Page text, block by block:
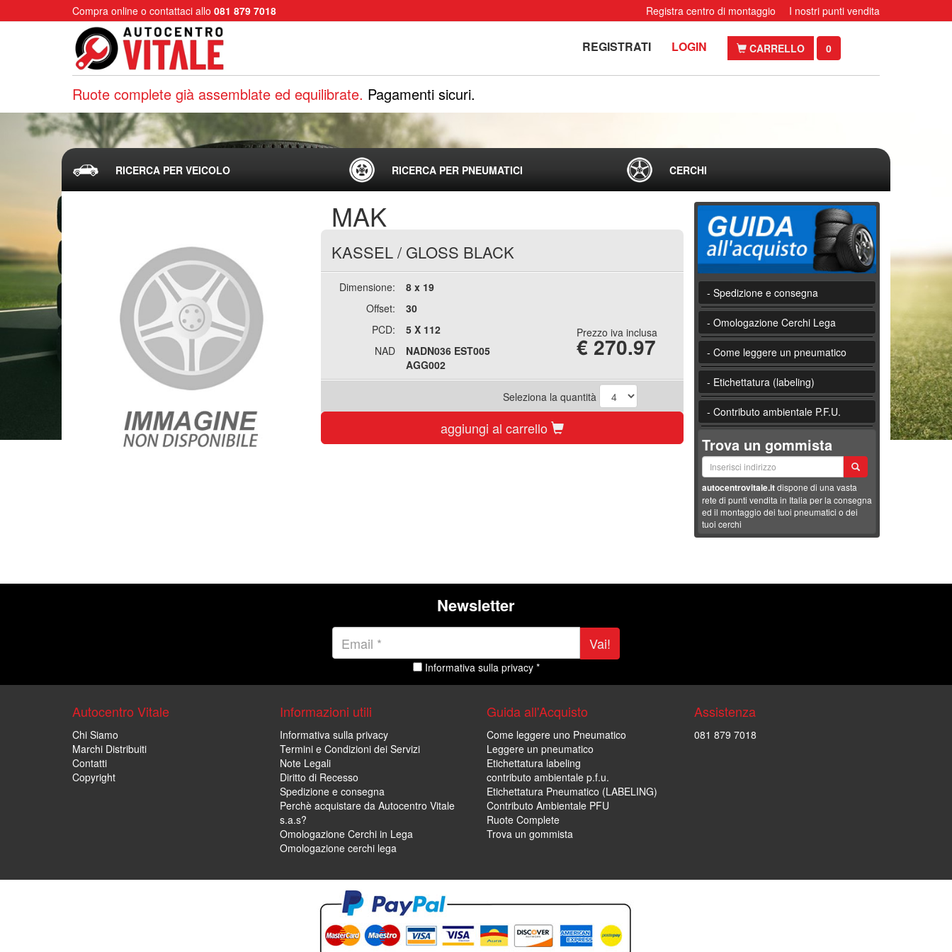
Compra online o contattaci allo 081 879 7018 Registra centro di montaggio I nostri punti vendita
REGISTRATI LOGIN CARRELLO 0
Ruote complete già assemblate ed equilibrate. Pagamenti sicuri.
RICERCA PER VEICOLO RICERCA PER PNEUMATICI CERCHI
MAK
KASSEL/ GLOSS BLACK
Dimensione:
8 x 19
Offset:
30
PCD:
5 X 112
NAD
NADN036 EST005
AGG002
Prezzo iva inclusa
€ 270.97
Seleziona la quantità
aggiungi al carrello
- Spedizione e consegna
- Omologazione Cerchi Lega
- Come leggere un pneumatico
- Etichettatura (labeling)
- Contributo ambientale P.F.U.
Trova un gommista
autocentrovitale.itdispone di una vasta
rete di punti vendita in Italia per la consegna
ed il montaggio dei tuoi pneumatici o dei
tuoi cerchi
Newsletter
Vai!
Informativa sulla privacy *
Autocentro Vitale
Chi Siamo
Marchi Distribuiti
Contatti
Copyright
Informazioni utili
Informativa sulla privacy
Termini e Condizioni dei Servizi
Note Legali
Diritto di Recesso
Spedizione e consegna
Perchè acquistare da Autocentro Vitale
s.a.s?
Omologazione Cerchi in Lega
Omologazione cerchi lega
Guida all'Acquisto
Come leggere uno Pneumatico
Leggere un pneumatico
Etichettatura labeling
contributo ambientale p.f.u.
Etichettatura Pneumatico (LABELING)
Contributo Ambientale PFU
Ruote Complete
Trova un gommista
Assistenza
081 879 7018